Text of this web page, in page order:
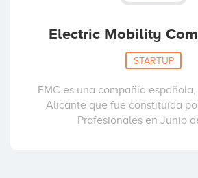
Electric Mobility
STARTUP
EMC es una compañía
Alicante que fue constituida
Profesionales en Junio